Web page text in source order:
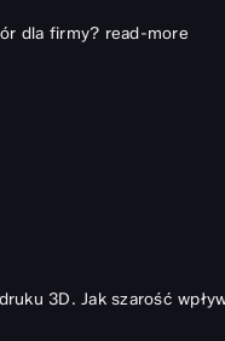
dla firmy? read-more
3D. Jak szarość